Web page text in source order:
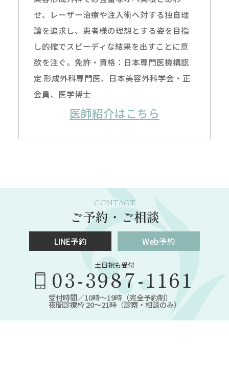
せ、レーザー治療や注入術へ対する独自理
論を追求し、患者様の理想とする姿を目指
し的確でスピーディな結果を出すことに意
欲を注ぐ。免許・資格：日本専門医機構認
定 形成外科専門医、日本美容外科学会・正
会員、医学博士
医師紹介はこちら
CONTACT
ご予約・ご相談
LINE予約 Web予約
土日祝も受付
03-3987-1161
受付時間／10時～19時（完全予約制）
夜間診療枠 20～21時（診察・相談のみ）